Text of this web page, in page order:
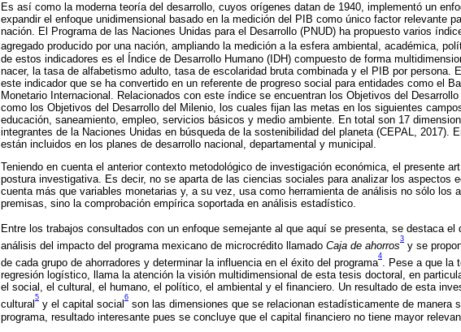
Es así como la moderna teoría del desarrollo, cuyos orígenes datan de 1940, implementó un
expandir el enfoque unidimensional basado en la medición del PIB como único factor relevante
nación. El Programa de las Naciones Unidas para el Desarrollo (PNUD) ha propuesto varios
agregado producido por una nación, ampliando la medición a la esfera ambiental, académica,
de estos indicadores es el Índice de Desarrollo Humano (IDH) compuesto de forma
nacer, la tasa de alfabetismo adulto, tasa de escolaridad bruta combinada y el PIB por persona.
este indicador que se ha convertido en un referente de progreso social para entidades como el
Monetario Internacional. Relacionados con este índice se encuentran los Objetivos del
como los Objetivos del Desarrollo del Milenio, los cuales fijan las metas en los siguientes
educación, saneamiento, empleo, servicios básicos y medio ambiente. En total son 17
integrantes de la Naciones Unidas en búsqueda de la sostenibilidad del planeta (CEPAL, 2017).
están incluidos en los planes de desarrollo nacional, departamental y municipal.
Teniendo en cuenta el anterior contexto metodológico de investigación económica, el presente
postura investigativa. Es decir, no se aparta de las ciencias sociales para analizar los aspectos
cuenta más que variables monetarias y, a su vez, usa como herramienta de análisis no sólo los
premisas, sino la comprobación empírica soportada en análisis estadístico.
Entre los trabajos consultados con un enfoque semejante al que aquí se presenta, se destaca el
análisis del impacto del programa mexicano de microcrédito llamado Caja de ahorros
3
y se
de cada grupo de ahorradores y determinar la influencia en el éxito del programa
4
. Pese a que la
regresión logístico, llama la atención la visión multidimensional de esta tesis doctoral, en
el social, el cultural, el humano, el político, el ambiental y el financiero. Un resultado de esta
cultural
5
y el capital social
6
son las dimensiones que se relacionan estadísticamente de manera
programa, resultado interesante pues se concluye que el capital financiero no tiene mayor